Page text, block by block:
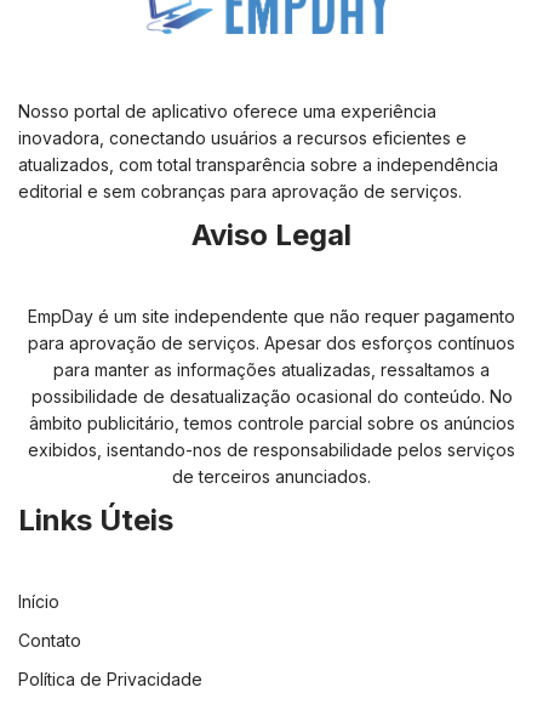
Nosso portal de aplicativo oferece uma experiência
inovadora, conectando usuários a recursos eficientes e
atualizados, com total transparência sobre a independência
editorial e sem cobranças para aprovação de serviços.
Aviso Legal
EmpDay é um site independente que não requer pagamento
para aprovação de serviços. Apesar dos esforços contínuos
para manter as informações atualizadas, ressaltamos a
possibilidade de desatualização ocasional do conteúdo. No
âmbito publicitário, temos controle parcial sobre os anúncios
exibidos, isentando-nos de responsabilidade pelos serviços
de terceiros anunciados.
Links Úteis
Início
Contato
Política de Privacidade